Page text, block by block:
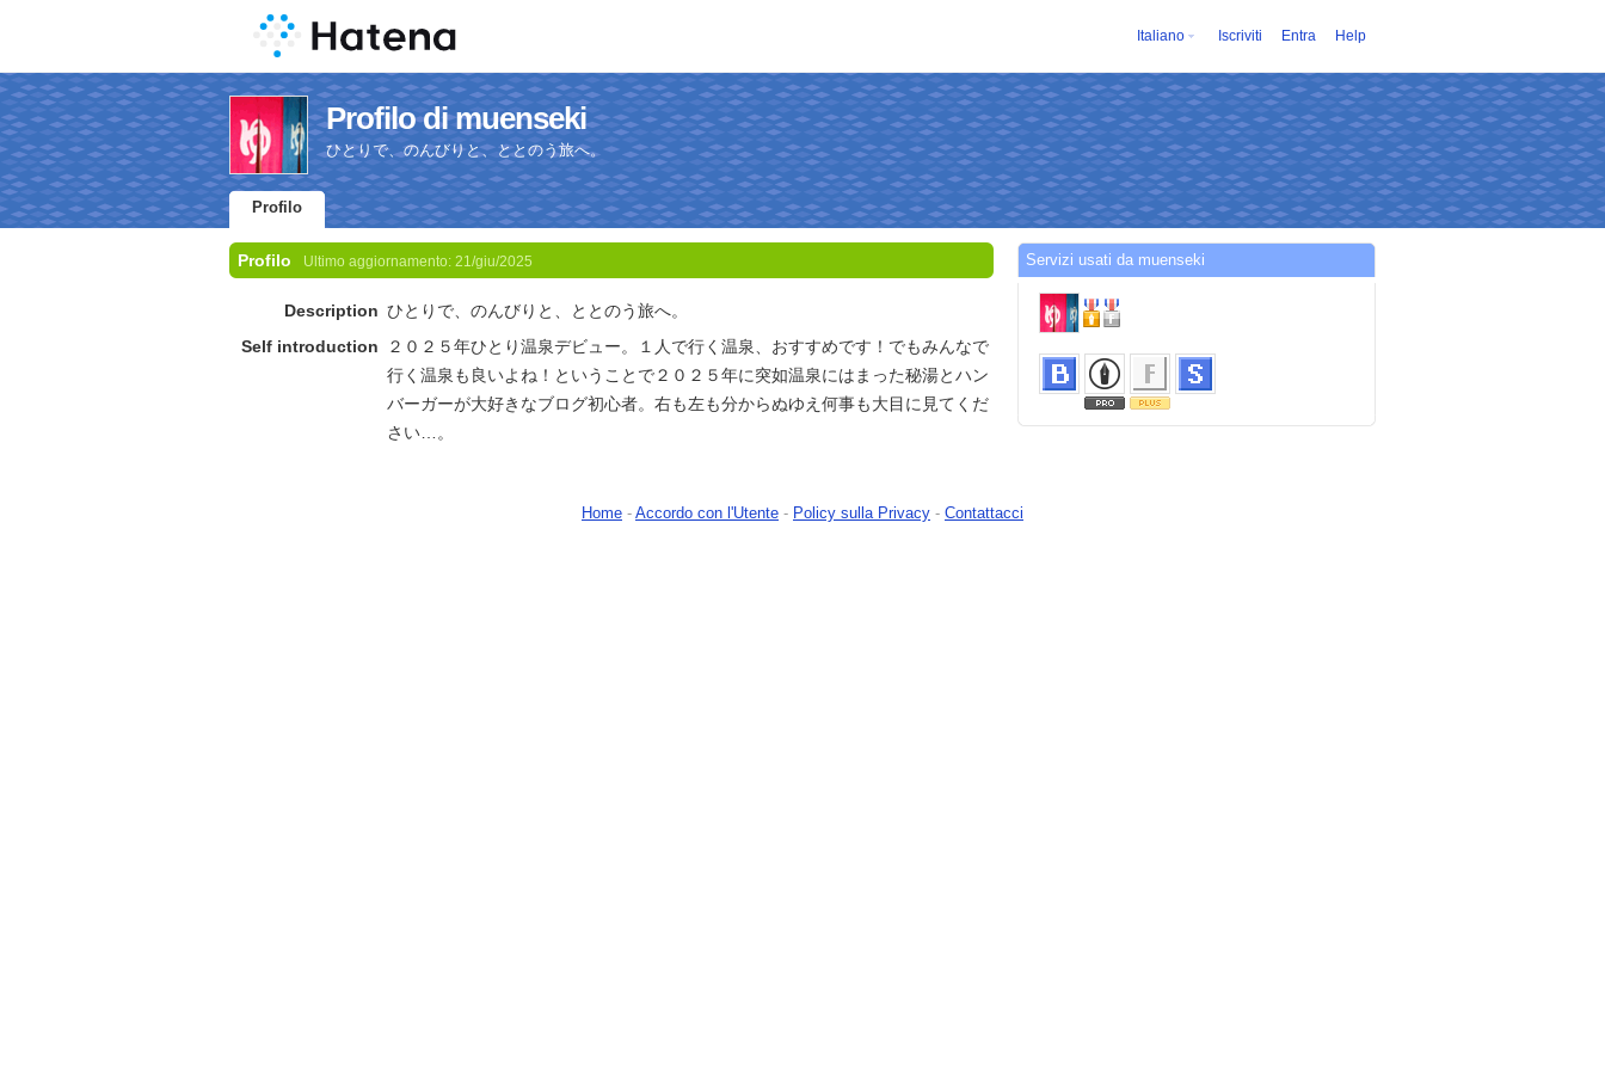
Italiano Iscriviti Entra Help
Profilo di muenseki
ひとりで、のんびりと、ととのう旅へ。
Profilo
Profilo Ultimo aggiornamento: 21/giu/2025
Description ひとりで、のんびりと、ととのう旅へ。
Self introduction
２０２５年ひとり温泉デビュー。１人で行く温泉、おすすめです！でもみんなで
行く温泉も良いよね！ということで２０２５年に突如温泉にはまった秘湯とハン
バーガーが大好きなブログ初心者。右も左も分からぬゆえ何事も大目に見てくだ
さい…。
Servizi usati da muenseki
Home - Accordo con l'Utente - Policy sulla Privacy - Contattacci